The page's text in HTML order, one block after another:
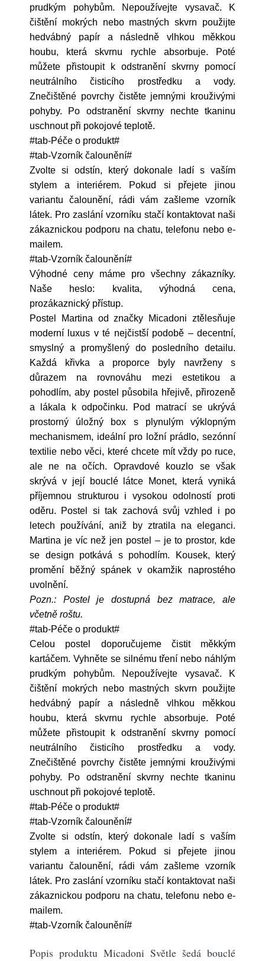
prudkým pohybům. Nepoužívejte vysavač. K
čištění mokrých nebo mastných skvrn použijte
hedvábný papír a následně vlhkou měkkou
houbu, která skvrnu rychle absorbuje. Poté
můžete přistoupit k odstranění skvrny pomocí
neutrálního čisticího prostředku a vody.
Znečištěné povrchy čistěte jemnými krouživými
pohyby. Po odstranění skvrny nechte tkaninu
uschnout při pokojové teplotě.
#tab-Péče o produkt#
#tab-Vzorník čalounění#
Zvolte si odstín, který dokonale ladí s vaším
stylem a interiérem. Pokud si přejete jinou
variantu čalounění, rádi vám zašleme vzorník
látek. Pro zaslání vzorníku stačí kontaktovat naši
zákaznickou podporu na chatu, telefonu nebo e-
mailem.
#tab-Vzorník čalounění#
Výhodné ceny máme pro všechny zákazníky.
Naše heslo: kvalita, výhodná cena,
prozákaznický přístup.
Postel Martina od značky Micadoni ztělesňuje
moderní luxus v té nejčistší podobě – decentní,
smyslný a promyšlený do posledního detailu.
Každá křivka a proporce byly navrženy s
důrazem na rovnováhu mezi estetikou a
pohodlím, aby postel působila hřejivě, přirozeně
a lákala k odpočinku. Pod matrací se ukrývá
prostorný úložný box s plynulým výklopným
mechanismem, ideální pro ložní prádlo, sezónní
textilie nebo věci, které chcete mít vždy po ruce,
ale ne na očích. Opravdové kouzlo se však
skrývá v její bouclé látce Monet, která vyniká
příjemnou strukturou i vysokou odolností proti
oděru. Postel si tak zachová svůj vzhled i po
letech používání, aniž by ztratila na eleganci.
Martina je víc než jen postel – je to prostor, kde
se design potkává s pohodlím. Kousek, který
promění běžný spánek v okamžik naprostého
uvolnění.
Pozn.: Postel je dostupná bez matrace, ale
včetně roštu.
#tab-Péče o produkt#
Celou postel doporučujeme čistit měkkým
kartáčem. Vyhněte se silnému tření nebo náhlým
prudkým pohybům. Nepoužívejte vysavač. K
čištění mokrých nebo mastných skvrn použijte
hedvábný papír a následně vlhkou měkkou
houbu, která skvrnu rychle absorbuje. Poté
můžete přistoupit k odstranění skvrny pomocí
neutrálního čisticího prostředku a vody.
Znečištěné povrchy čistěte jemnými krouživými
pohyby. Po odstranění skvrny nechte tkaninu
uschnout při pokojové teplotě.
#tab-Péče o produkt#
#tab-Vzorník čalounění#
Zvolte si odstín, který dokonale ladí s vaším
stylem a interiérem. Pokud si přejete jinou
variantu čalounění, rádi vám zašleme vzorník
látek. Pro zaslání vzorníku stačí kontaktovat naši
zákaznickou podporu na chatu, telefonu nebo e-
mailem.
#tab-Vzorník čalounění#
Popis produktu Micadoni Světle šedá bouclé